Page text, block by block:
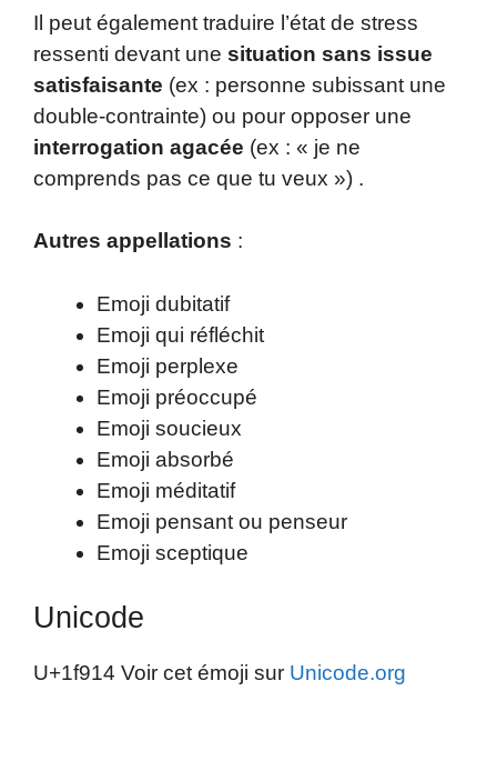
Il peut également traduire l’état de stress
ressenti devant une situation sans issue
satisfaisante (ex : personne subissant une
double-contrainte) ou pour opposer une
interrogation agacée (ex : « je ne
comprends pas ce que tu veux ») .
Autres appellations :
Emoji dubitatif
Emoji qui réfléchit
Emoji perplexe
Emoji préoccupé
Emoji soucieux
Emoji absorbé
Emoji méditatif
Emoji pensant ou penseur
Emoji sceptique
Unicode
U+1f914 Voir cet émoji sur Unicode.org